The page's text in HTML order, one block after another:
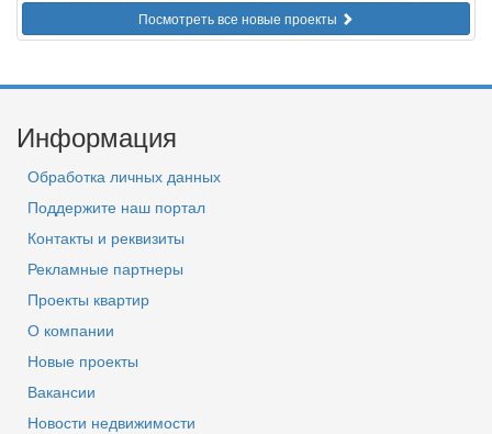
Посмотреть все новые проекты
Информация
Обработка личных данных
Поддержите наш портал
Контакты и реквизиты
Рекламные партнеры
Проекты квартир
О компании
Новые проекты
Вакансии
Новости недвижимости